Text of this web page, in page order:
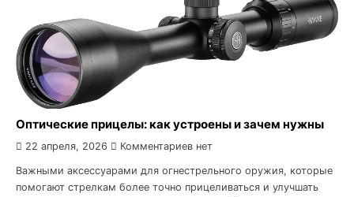
Оптические прицелы: как устроены и зачем нужны
22 апреля, 2026 Комментариев нет
Важными аксессуарами для огнестрельного оружия, которые
помогают стрелкам более точно прицеливаться и улучшать